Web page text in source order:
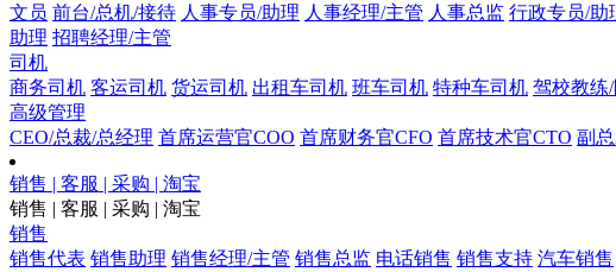
文员 前台/总机/接待 人事专员/助理 人事经理/主管 人事总监 行政专员/助
助理 招聘经理/主管
司机
商务司机 客运司机 货运司机 出租车司机 班车司机 特种车司机 驾校教练
高级管理
CEO/总裁/总经理 首席运营官COO 首席财务官CFO 首席技术官CTO 副
销售 | 客服 | 采购 | 淘宝
销售 | 客服 | 采购 | 淘宝
销售
销售代表 销售助理 销售经理/主管 销售总监 电话销售 销售支持 汽车销售